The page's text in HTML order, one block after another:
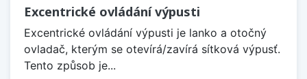
Excentrické ovládání výpusti
Excentrické ovládání výpusti je lanko a otočný
ovladač, kterým se otevírá/zavírá sítková výpusť.
Tento způsob je...